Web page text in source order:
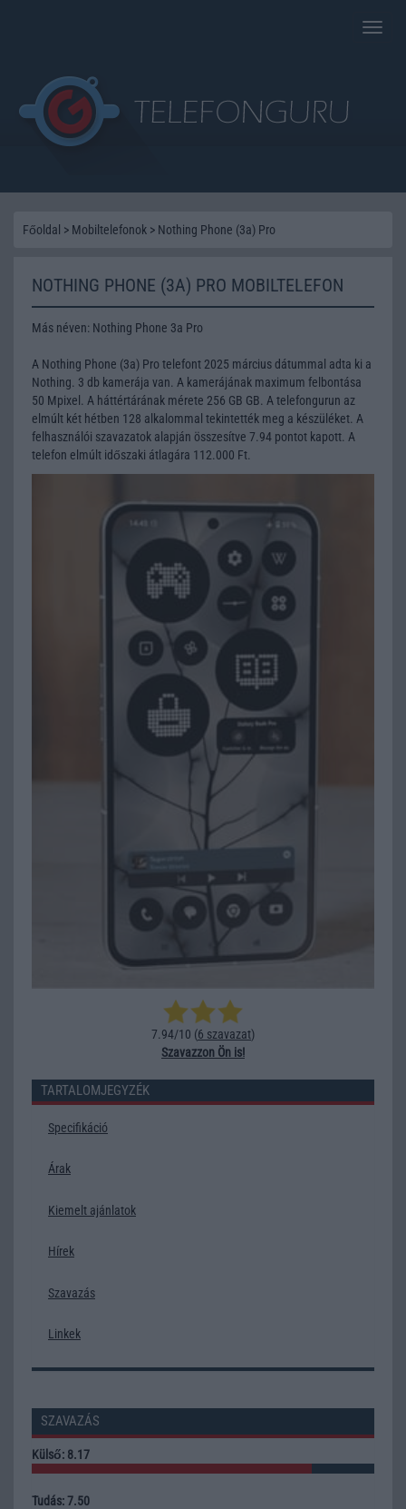
Toggle
Főoldal > Mobiltelefonok > Nothing Phone (3a) Pro
NOTHING PHONE (3A) PRO MOBILTELEFON
Más néven: Nothing Phone 3a Pro
A Nothing Phone (3a) Pro telefont 2025 március dátummal adta ki a
Nothing. 3 db kamerája van. A kamerájának maximum felbontása
50 Mpixel. A háttértárának mérete 256 GB GB. A telefongurun az
elmúlt két hétben 128 alkalommal tekintették meg a készüléket. A
felhasználói szavazatok alapján összesítve 7.94 pontot kapott. A
telefon elmúlt időszaki átlagára 112.000 Ft.
7.94/10 (6 szavazat)
Szavazzon Ön is!
TARTALOMJEGYZÉK
Specifikáció
Árak
Kiemelt ajánlatok
Hírek
Szavazás
Linkek
SZAVAZÁS
Külső: 8.17
Tudás: 7.50